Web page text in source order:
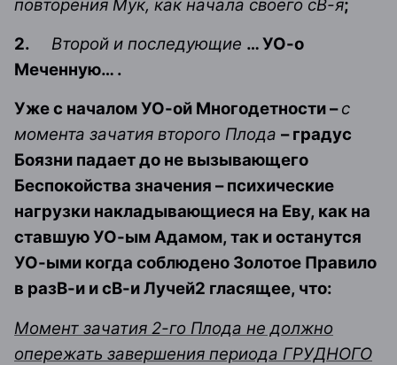
повторения Мук, как начала своего сВ-я;
2.
Второй и последующие … УО-о
Меченную… .
Уже с началом УО-ой Многодетности –с
момента зачатия второго Плода – градус
Боязни падает до не вызывающего
Беспокойства значения – психические
нагрузки накладывающиеся на Еву, как на
ставшую УО-ым Адамом, так и останутся
УО-ыми когда соблюдено Золотое Правило
в разВ-и и сВ-и Лучей2 гласящее, что:
Момент зачатия 2-го Плода не должно
опережать завершения периода ГРУДНОГО